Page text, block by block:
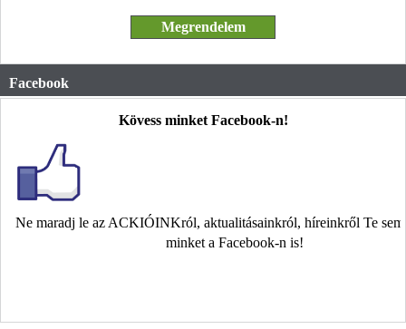
Facebook
Kövess minket Facebook-n!
Ne maradj le az ACKIÓINKról, aktualitásainkról, híreinkről Te
minket a Facebook-n is!